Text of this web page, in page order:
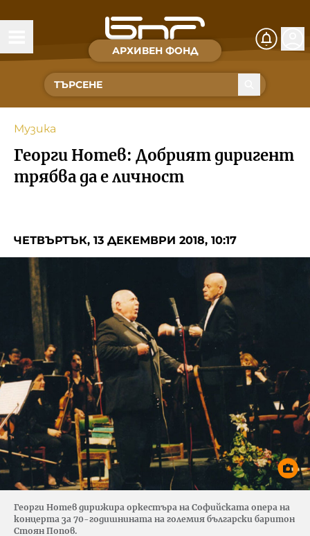
АРХИВЕН ФОНД
Времена и хора
Култура
Музика
Спорт
Съвет за електронни медии
БНР
Детското.БНР
Музика
Георги Нотев: Добрият диригент
трябва да е личност
ЧЕТВЪРТЪК, 13 ДЕКЕМВРИ 2018, 10:17
Георги Нотев дирижира оркестъра на Софийската опера на
концерта за 70-годишнината на големия български баритон
Стоян Попов.